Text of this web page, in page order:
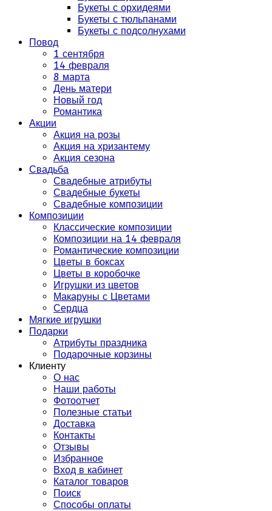
Букеты с орхидеями
Букеты с тюльпанами
Букеты с подсолнухами
Повод
1 сентября
14 февраля
8 марта
День матери
Новый год
Романтика
Акции
Акция на розы
Акция на хризантему
Акция сезона
Свадьба
Свадебные атрибуты
Свадебные букеты
Свадебные композиции
Композиции
Классические композиции
Композиции на 14 февраля
Романтические композиции
Цветы в боксах
Цветы в коробочке
Игрушки из цветов
Макаруны с Цветами
Сердца
Мягкие игрушки
Подарки
Атрибуты праздника
Подарочные корзины
Клиенту
О нас
Наши работы
Фотоотчет
Полезные статьи
Доставка
Контакты
Отзывы
Избранное
Вход в кабинет
Каталог товаров
Поиск
Способы оплаты